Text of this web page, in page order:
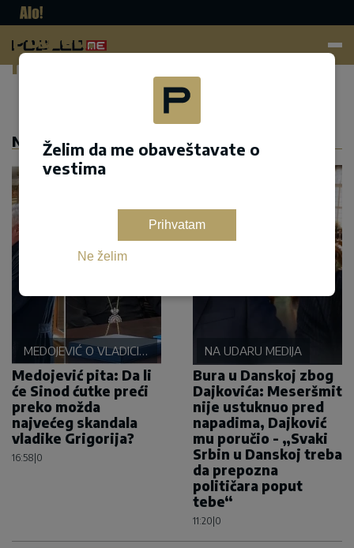
Pogled.
me
Želim da me obaveštavate o
vestima
Prihvatam
Ne želim
Dodaj kao željeni izvor na google pretrazi
NASLOVNA
MEDOJEVIĆ O VLADICI
GRIGORIJU
Medojević pita: Da li
će Sinod ćutke preći
preko možda
najvećeg skandala
vladike Grigorija?
16:58 0
NA UDARU MEDIJA
Bura u Danskoj zbog
Dajkovića: Meseršmit
nije ustuknuo pred
napadima, Dajković
mu poručio - „Svaki
Srbin u Danskoj treba
da prepozna
političara poput
tebe“
11:20 0